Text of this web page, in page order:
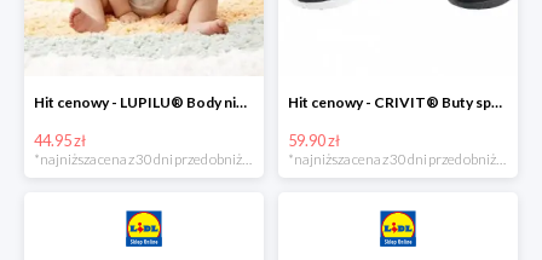
Hit cenowy - LUPILU® Body niemowlęce z biobawełny, z krótkim rękawem, 5 sztuk
44.95 zł
*najniższa cena z 30 dni przed obniżką
Hit cenowy - CRIVIT® Buty sportowe chłopięce WellWalk, 1 para
59.90 zł
*najniższa cena z 30 dni przed obniżką